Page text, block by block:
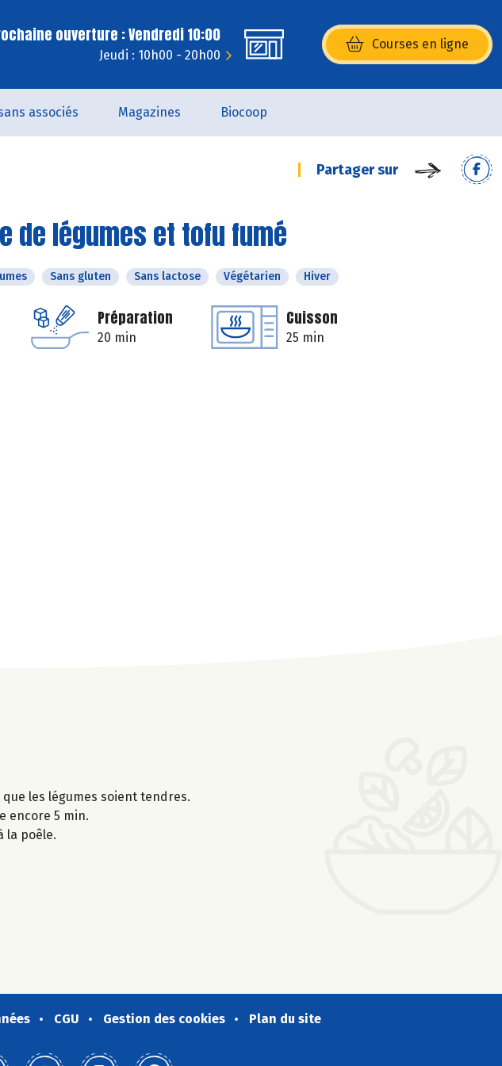
ouverture : Vendredi 10:00
Jeudi : 10h00 - 20h00
Courses en ligne
(s’ouvre dans une nouvelle
associés Magazines Biocoop
Partager sur
de légumes et tofu fumé
Sans gluten Sans lactose Végétarien Hiver
Préparation
20 min
Cuisson
25 min
les légumes soient tendres.
encore 5 min.
la poêle.
CGU Gestion des cookies Plan du site